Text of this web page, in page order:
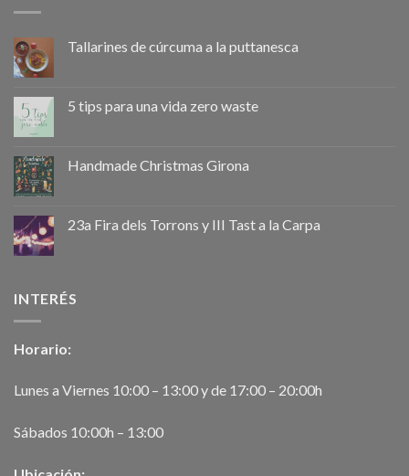
Tallarines de cúrcuma a la puttanesca
5 tips para una vida zero waste
Handmade Christmas Girona
23a Fira dels Torrons y III Tast a la Carpa
INTERÉS
Horario:
Lunes a Viernes 10:00 – 13:00 y de 17:00 – 20:00h
Sábados 10:00h – 13:00